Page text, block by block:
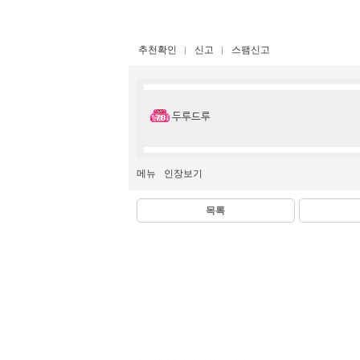
추천확인 신고 스팸신고
두루드루
메뉴 인장보기
목록